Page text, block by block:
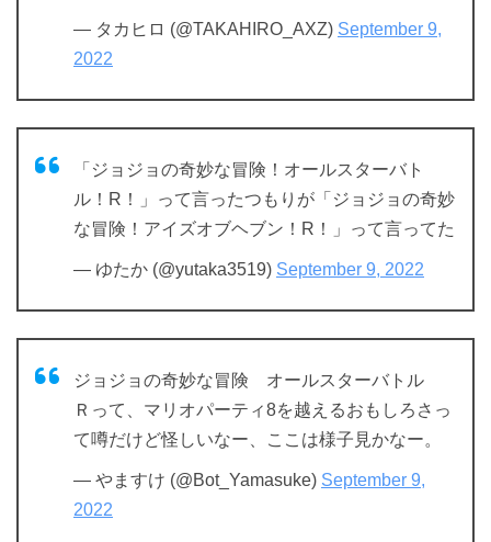
— タカヒロ (@TAKAHIRO_AXZ) September 9,
2022
「ジョジョの奇妙な冒険！オールスターバト
ル！R！」って言ったつもりが「ジョジョの奇妙
な冒険！アイズオブヘブン！R！」って言ってた
— ゆたか (@yutaka3519) September 9, 2022
ジョジョの奇妙な冒険 オールスターバトル
Ｒって、マリオパーティ8を越えるおもしろさっ
て噂だけど怪しいなー、ここは様子見かなー。
— やますけ (@Bot_Yamasuke) September 9,
2022